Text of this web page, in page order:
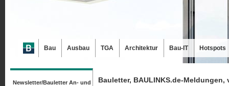
Bauletter, BAULINKS.de-Meldungen,
Newsletter/Bauletter An- und
Bau Ausbau TGA Architektur Bau-IT Hotspots